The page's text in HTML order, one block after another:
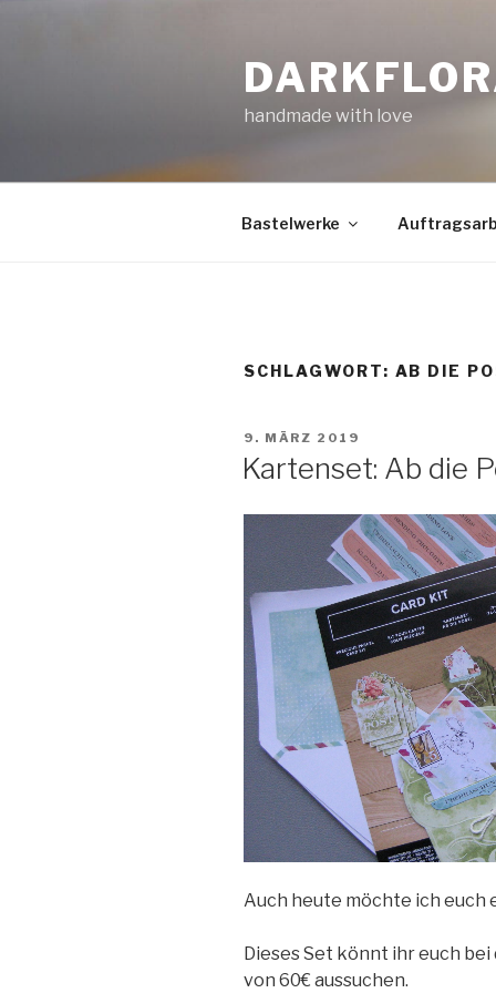
handmade with love
Bastelwerke
SCHLAGWORT: AB DIE
VERÖFFENTLICHT
9. MÄRZ 2019
Kartenset: Ab die
Auch heute möchte ich euch
Dieses Set könnt ihr euch
von 60€ aussuchen.